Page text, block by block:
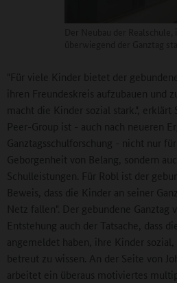
"Für viele Kinder bietet der
ihren Freundeskreis aufzubauen und
macht die Kinder sozial stark.",
Peer-Group ist - auch nach neueren
Ganztagsschulforschung - nicht nur
Geborgenheit von Belang, sondern
Schulleistungen. Für Robl ist der
Beweis, dass die Kinder an seiner
Netz fallen". Der gebundene Ganztag
Entstehung auch der Tatsache, dass
angemeldet haben, ihre Kinder
betreut zu wissen. An der Seite von
arbeitet ein überaus motiviertes